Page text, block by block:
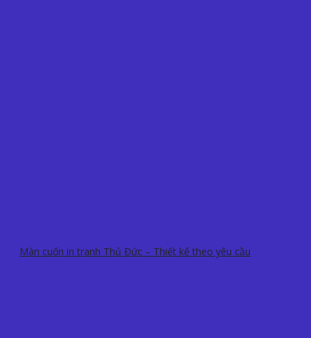
Màn cuốn in tranh Thủ Đức – Thiết kế theo yêu cầu